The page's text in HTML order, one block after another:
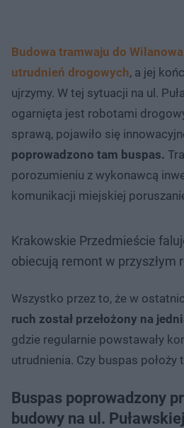
Budowa tramwaju do
utrudnień drogowych, a jej
ujrzymy. W tej sytuacji na ul.
ogarnięta jest robotami
sprawą, pojawiło się
poprowadzono tam buspas.
porozumieniu z wykonawcą
komunikacji miejskiej
Krakowskie Przedmieście
obiecują remont w przyszłym
Wszystko przez to, że w
ruch został przełożony na
gdzie regularnie powstawały
utrudnienia. Czy buspas
Buspas poprowadzony
budowy na ul. Puławskiej